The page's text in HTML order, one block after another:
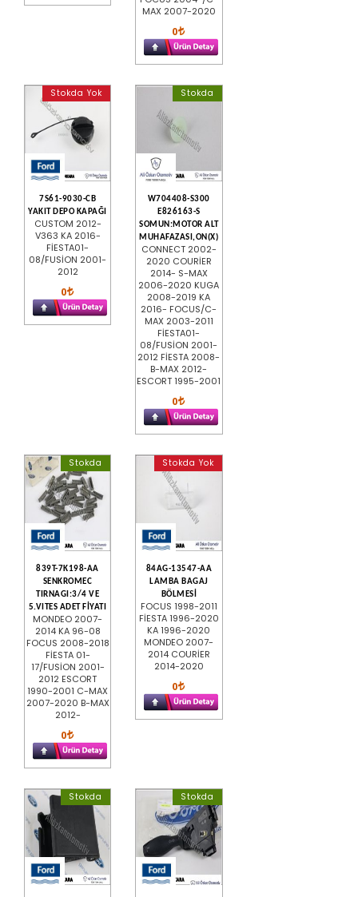
MAX 2007-2020
0
Stokda Yok
7S61-9030-CB
YAKIT DEPO KAPAĞI
CUSTOM 2012-
V363 KA 2016-
FİESTA01-
08/FUSİON 2001-
2012
0
Stokda
W704408-S300
E826163-S
SOMUN:MOTOR ALT
MUHAFAZASI,ON(X)
CONNECT 2002-
2020 COURİER
2014- S-MAX
2006-2020 KUGA
2008-2019 KA
2016- FOCUS/C-
MAX 2003-2011
FİESTA01-
08/FUSİON 2001-
2012 FİESTA 2008-
B-MAX 2012-
ESCORT 1995-2001
0
Stokda
839T-7K198-AA
SENKROMEC
TIRNAGI:3/4 VE
5.VITES ADET FİYATI
MONDEO 2007-
2014 KA 96-08
FOCUS 2008-2018
FİESTA 01-
17/FUSİON 2001-
2012 ESCORT
1990-2001 C-MAX
2007-2020 B-MAX
2012-
0
Stokda Yok
84AG-13547-AA
LAMBA BAGAJ
BÖLMESİ
FOCUS 1998-2011
FİESTA 1996-2020
KA 1996-2020
MONDEO 2007-
2014 COURİER
2014-2020
0
Stokda Stokda